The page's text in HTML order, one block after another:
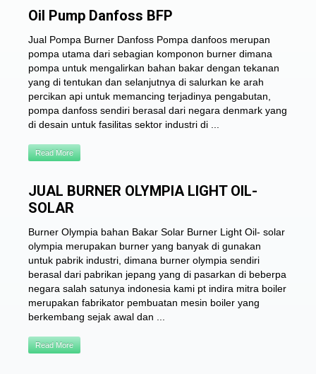
Oil Pump Danfoss BFP
Jual Pompa Burner Danfoss Pompa danfoos merupan
pompa utama dari sebagian komponon burner dimana
pompa untuk mengalirkan bahan bakar dengan tekanan
yang di tentukan dan selanjutnya di salurkan ke arah
percikan api untuk memancing terjadinya pengabutan,
pompa danfoss sendiri berasal dari negara denmark yang
di desain untuk fasilitas sektor industri di ...
Read More
JUAL BURNER OLYMPIA LIGHT OIL-
SOLAR
Burner Olympia bahan Bakar Solar Burner Light Oil- solar
olympia merupakan burner yang banyak di gunakan
untuk pabrik industri, dimana burner olympia sendiri
berasal dari pabrikan jepang yang di pasarkan di beberpa
negara salah satunya indonesia kami pt indira mitra boiler
merupakan fabrikator pembuatan mesin boiler yang
berkembang sejak awal dan ...
Read More